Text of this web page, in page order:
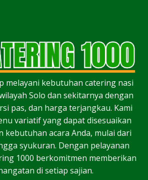
melayani kebutuhan catering nasi
Solo dan sekitarnya dengan
pas, dan harga terjangkau. Kami
variatif yang dapat disesuaikan
kebutuhan acara Anda, mulai dari
syukuran. Dengan pelayanan
1000 berkomitmen memberikan
di setiap sajian.